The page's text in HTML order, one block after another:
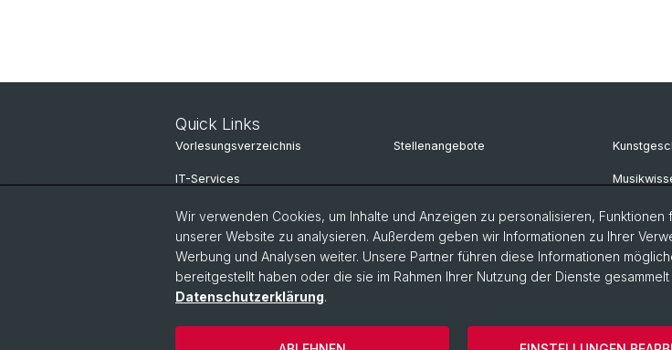
Quick Links
Vorlesungsverzeichnis
IT-Services
Online Services
Personensuche
Personeninfo
Stellenangebote
© Universität Basel Datenschutzerklärung Philosophisch-Historische Fakultät
Wir verwenden Cookies, um Inhalte und Anzeigen zu personalisieren,
unserer Website zu analysieren. Außerdem geben wir Informationen zu Ihrer
Werbung und Analysen weiter. Unsere Partner führen diese Informationen
bereitgestellt haben oder die sie im Rahmen Ihrer Nutzung der Dienste
Datenschutzerklärung.